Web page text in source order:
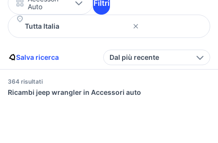
Auto
Filtri
Salva ricerca Dal più recente
364 risultati
Ricambi jeep wrangler in Accessori auto